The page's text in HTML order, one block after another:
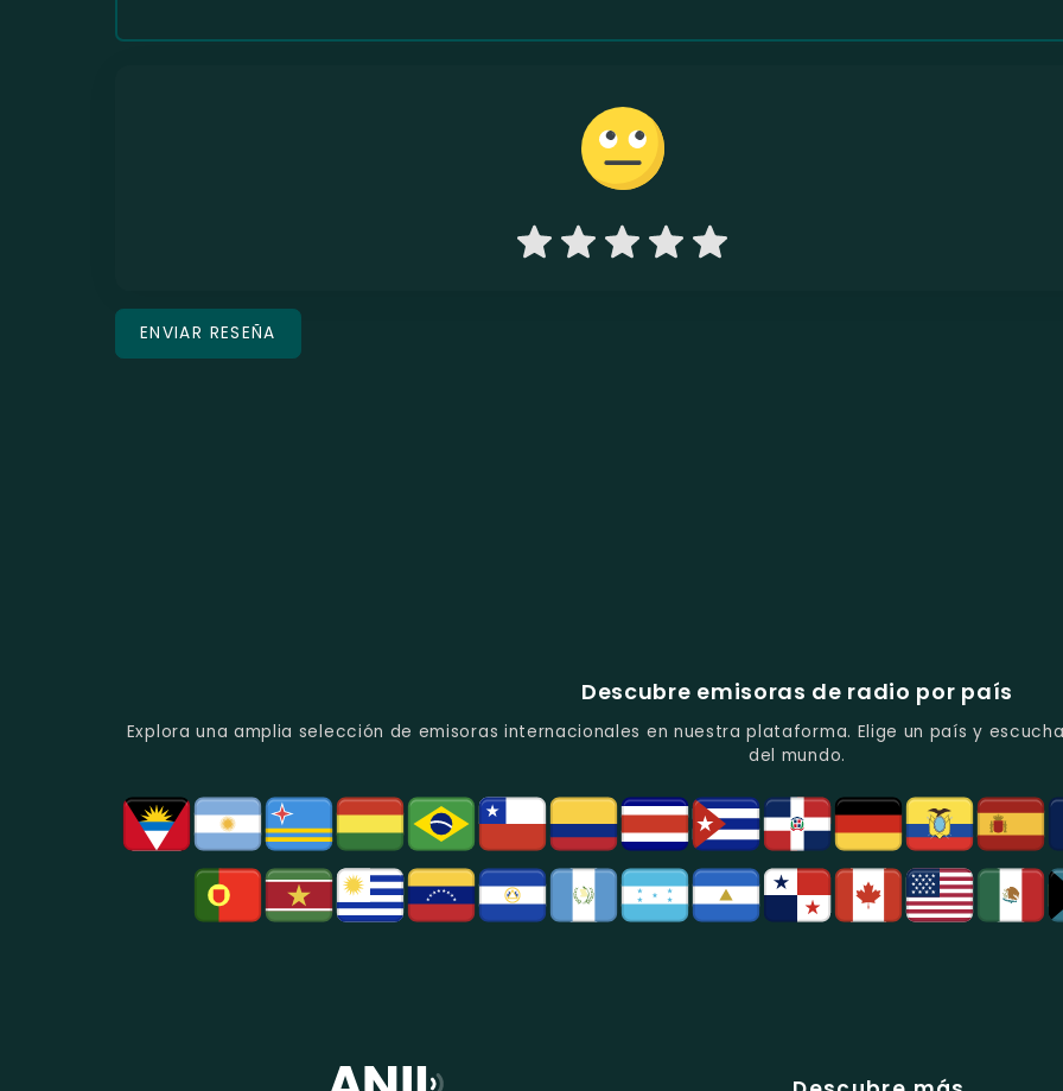
Descubre emisoras de radio por país
Explora una amplia selección de emisoras internacionales en nuestra plataforma. Elige un país y
del mundo.